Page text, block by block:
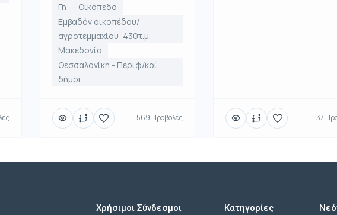
Γη
Οικόπεδο
Εμβαδόν οικοπέδου/
αγροτεμμαχίου: 430τ.μ.
Μακεδονία
Θεσσαλονίκη - Περιφ/κοί
δήμοι
569 Προβολές 37
Χρήσιμοι Σύνδεσμοι Κατηγορίες